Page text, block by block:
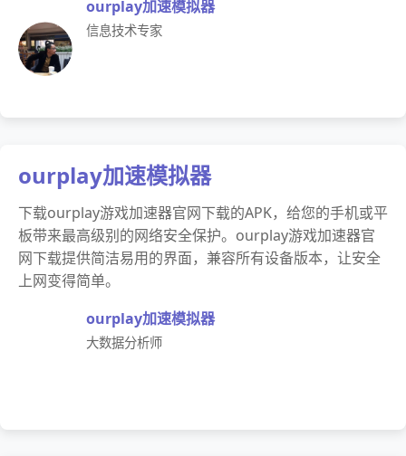
ourplay加速模拟器
信息技术专家
ourplay加速模拟器
下载ourplay游戏加速器官网下载的APK，给您的手机或平
板带来最高级别的网络安全保护。ourplay游戏加速器官
网下载提供简洁易用的界面，兼容所有设备版本，让安全
上网变得简单。
ourplay加速模拟器
大数据分析师